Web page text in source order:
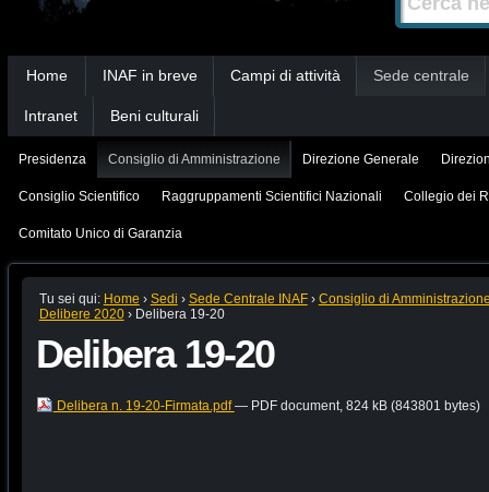
avanzata…
Home INAF in breve Campi di attività Sede centrale
Intranet Beni culturali
Presidenza Consiglio di Amministrazione Direzione Generale
Consiglio Scientifico Raggruppamenti Scientifici Nazionali Collegio dei
Comitato Unico di Garanzia
Tu sei qui: Home › Sedi › Sede Centrale INAF › Consiglio di
Delibere 2020 › Delibera 19-20
Delibera 19-20
Delibera n. 19-20-Firmata.pdf— PDF document, 824 kB (843801 bytes)